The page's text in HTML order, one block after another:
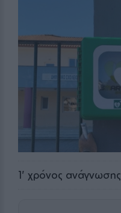
1' χρόνος ανάγνωσης